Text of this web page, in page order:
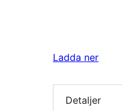
Ladda ner
Detaljer